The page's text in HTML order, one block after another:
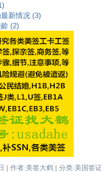
新情况 (3)
(2)
| 作者:美签大鹤 | 分类:美国签证